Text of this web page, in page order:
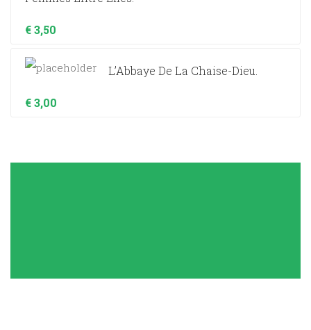
€3,50
L’Abbaye De La Chaise-Dieu.
€3,00
process smooth. Highly recommended.